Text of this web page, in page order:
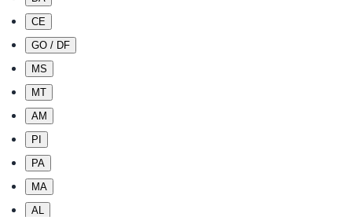
CE
GO / DF
MS
MT
AM
PI
PA
MA
AL